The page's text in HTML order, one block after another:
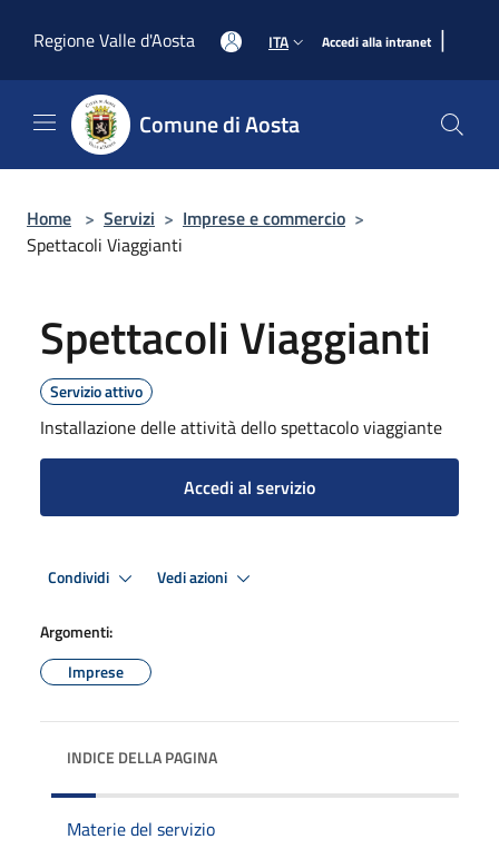
Regione Valle d'Aosta
ITA Accedi alla intranet |
Comune di Aosta
Home > Servizi > Imprese e commercio >
Spettacoli Viaggianti
Spettacoli Viaggianti
Servizio attivo
Installazione delle attività dello spettacolo viaggiante
Accedi al servizio
Condividi Vedi azioni
Argomenti:
Imprese
INDICE DELLA PAGINA
Materie del servizio